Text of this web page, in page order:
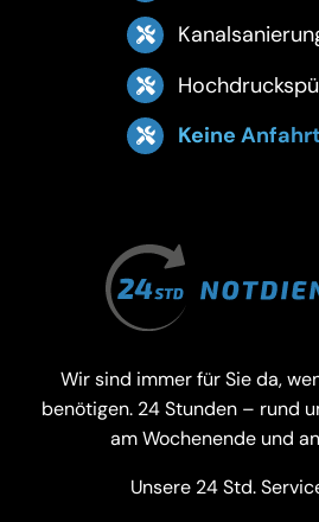
Keine
Wir sind immer für Sie da,
benötigen. 24 Stunden – rund
am Wochenende und
Unsere 24 Std.